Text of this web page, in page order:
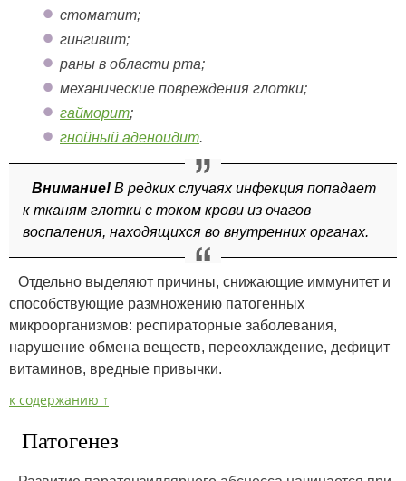
стоматит;
гингивит;
раны в области рта;
механические повреждения глотки;
гайморит;
гнойный аденоидит.
Внимание! В редких случаях инфекция попадает
к тканям глотки с током крови из очагов
воспаления, находящихся во внутренних органах.
Отдельно выделяют причины, снижающие иммунитет и
способствующие размножению патогенных
микроорганизмов: респираторные заболевания,
нарушение обмена веществ, переохлаждение, дефицит
витаминов, вредные привычки.
к содержанию ↑
Патогенез